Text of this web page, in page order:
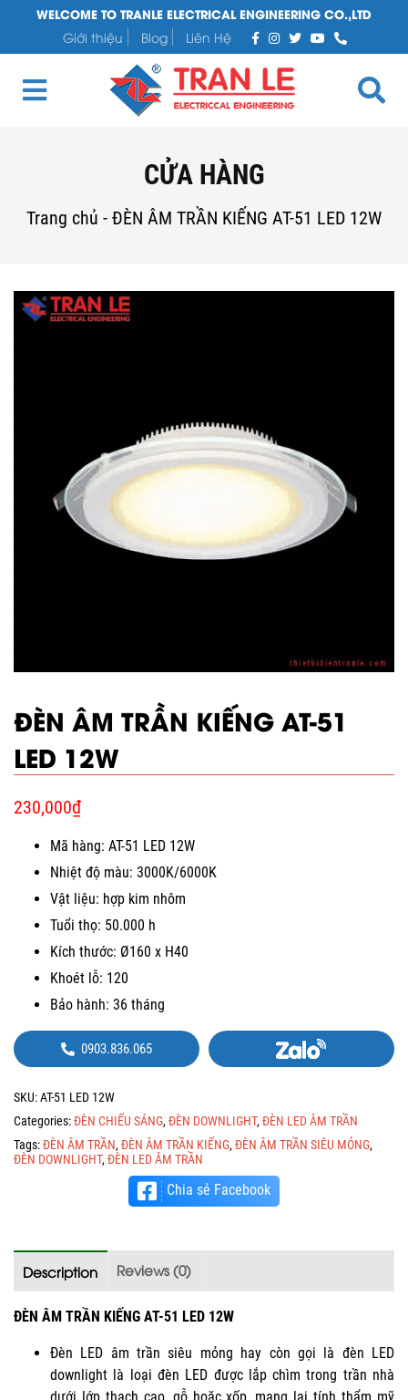
WELCOME TO TRANLE ELECTRICAL ENGINEERING CO.,LTD
Giới thiệu
Blog Liên Hệ
CỬA HÀNG
Trang chủ - ĐÈN ÂM TRẦN KIẾNG AT-51 LED 12W
ĐÈN ÂM TRẦN KIẾNG AT-51
LED 12W
230,000₫
Mã hàng: AT-51 LED 12W
Nhiệt độ màu: 3000K/6000K
Vật liệu: hợp kim nhôm
Tuổi thọ: 50.000 h
Kích thước: Ø160 x H40
Khoét lỗ: 120
Bảo hành: 36 tháng
0903.836.065
SKU:AT-51 LED 12W
Categories:ĐÈN CHIẾU SÁNG, ĐÈN DOWNLIGHT, ĐÈN LED ÂM TRẦN
Tags:ĐÈN ÂM TRẦN, ĐÈN ÂM TRẦN KIẾNG, ĐÈN ÂM TRẦN SIÊU MỎNG,
ĐÈN DOWNLIGHT, ĐÈN LED ÂM TRẦN
Chia sẻ Facebook
Description Reviews (0)
ĐÈN ÂM TRẦN KIẾNG AT-51 LED 12W
Đèn LED âm trần siêu mỏng hay còn gọi là đèn LED
downlight là loại đèn LED được lắp chìm trong trần nhà